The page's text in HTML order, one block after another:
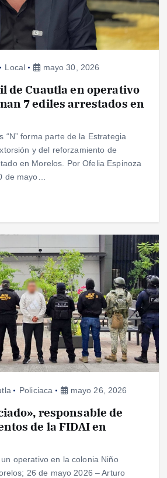
Local mayo 30, 2026
de Cuautla en operativo
7 ediles arrestados en
“N” forma parte de la Estrategia
y del reforzamiento de
en Morelos. Por Ofelia Espinoza
de mayo…
Policiaca mayo 26, 2026
responsable de
de la FIDAI en
operativo en la colonia Niño
26 de mayo 2026 – Arturo